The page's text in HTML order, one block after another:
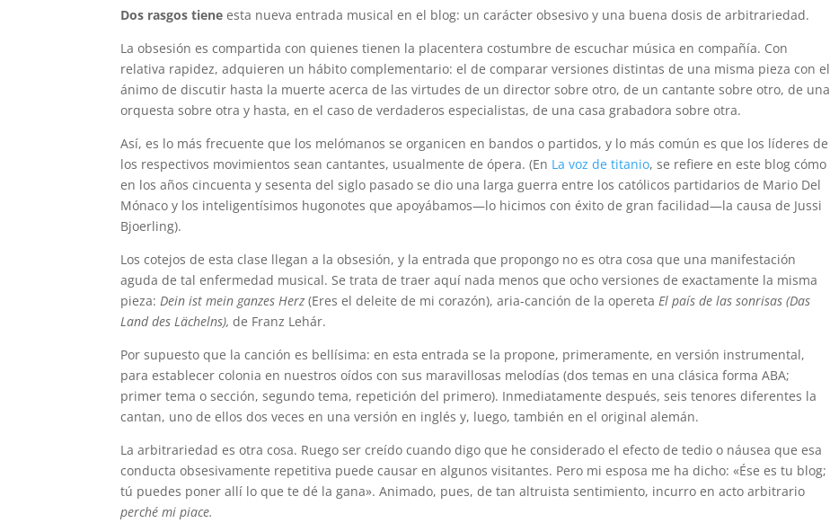
Dos rasgos tiene esta nueva entrada musical en el blog: un carácter obsesivo y una buena dosis de arbitrariedad.
La obsesión es compartida con quienes tienen la placentera costumbre de escuchar música en compañía. Con
relativa rapidez, adquieren un hábito complementario: el de comparar versiones distintas de una misma pieza con el
ánimo de discutir hasta la muerte acerca de las virtudes de un director sobre otro, de un cantante sobre otro, de una
orquesta sobre otra y hasta, en el caso de verdaderos especialistas, de una casa grabadora sobre otra.
Así, es lo más frecuente que los melómanos se organicen en bandos o partidos, y lo más común es que los líderes de
los respectivos movimientos sean cantantes, usualmente de ópera. (En La voz de titanio, se refiere en este blog cómo
en los años cincuenta y sesenta del siglo pasado se dio una larga guerra entre los católicos partidarios de Mario Del
Mónaco y los inteligentísimos hugonotes que apoyábamos—lo hicimos con éxito de gran facilidad—la causa de Jussi
Bjoerling).
Los cotejos de esta clase llegan a la obsesión, y la entrada que propongo no es otra cosa que una manifestación
aguda de tal enfermedad musical. Se trata de traer aquí nada menos que ocho versiones de exactamente la misma
pieza:Dein ist mein ganzes Herz(Eres el deleite de mi corazón), aria-canción de la operetaEl país de las sonrisas (Das
Land des Lächelns), de Franz Lehár.
Por supuesto que la canción es bellísima: en esta entrada se la propone, primeramente, en versión instrumental,
para establecer colonia en nuestros oídos con sus maravillosas melodías (dos temas en una clásica forma ABA;
primer tema o sección, segundo tema, repetición del primero). Inmediatamente después, seis tenores diferentes la
cantan, uno de ellos dos veces en una versión en inglés y, luego, también en el original alemán.
La arbitrariedad es otra cosa. Ruego ser creído cuando digo que he considerado el efecto de tedio o náusea que esa
conducta obsesivamente repetitiva puede causar en algunos visitantes. Pero mi esposa me ha dicho: «Ése es tu blog;
tú puedes poner allí lo que te dé la gana». Animado, pues, de tan altruista sentimiento, incurro en acto arbitrario
perché mi piace.